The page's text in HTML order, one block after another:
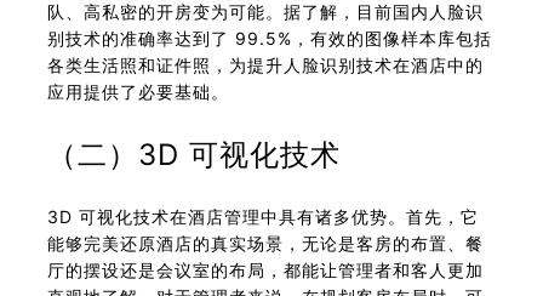
队、高私密的开房变为可能。据了解，目前国内人脸识
别技术的准确率达到了 99.5%，有效的图像样本库包括
各类生活照和证件照，为提升人脸识别技术在酒店中的
应用提供了必要基础。
（二）3D 可视化技术
3D 可视化技术在酒店管理中具有诸多优势。首先，它
能够完美还原酒店的真实场景，无论是客房的布置、餐
厅的摆设还是会议室的布局，都能让管理者和客人更加